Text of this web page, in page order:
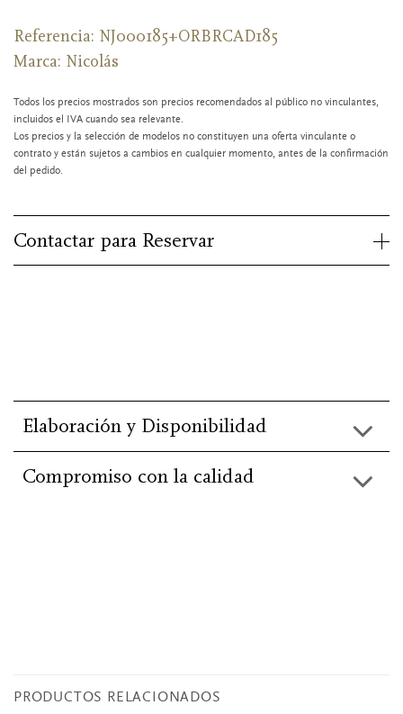
Referencia: NJ000185+ORBRCAD185
Marca: Nicolás
Todos los precios mostrados son precios recomendados al público no vinculantes,
incluidos el IVA cuando sea relevante.
Los precios y la selección de modelos no constituyen una oferta vinculante o
contrato y están sujetos a cambios en cualquier momento, antes de la confirmación
del pedido.
Contactar para Reservar
Elaboración y Disponibilidad
Compromiso con la calidad
PRODUCTOS RELACIONADOS